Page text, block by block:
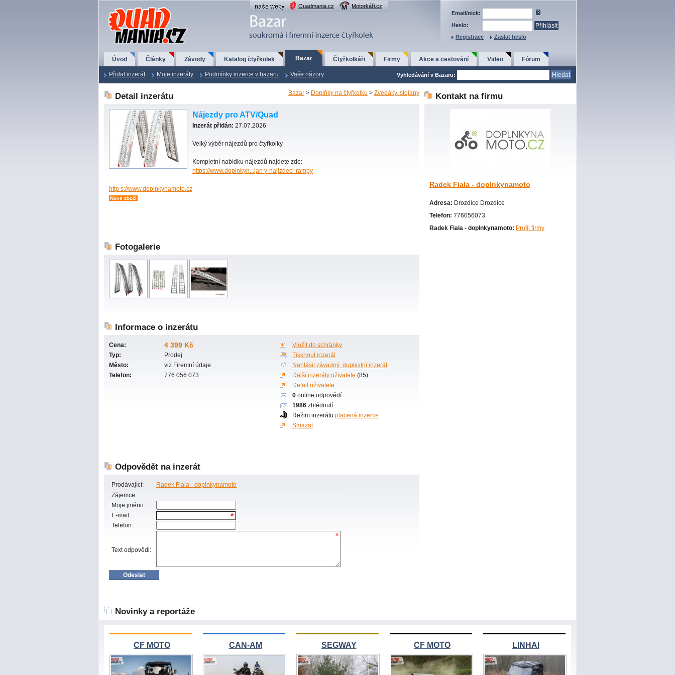
QuadMania.cz Quadmania.cz
Motorkáři.cz
Email/nick:
Heslo:
Registrace
Zaslat heslo
Úvod Články Závody Katalog čtyřkolek Bazar Čtyřkolkáři Firmy Akce a cestování Video Fórum
Přidat inzerát Moje inzeráty Podmínky inzerce v bazaru Vaše názory Vyhledávání v Bazaru:
Detail inzerátu Bazar > Doplňky na čtyřkolku > Zvedáky, stojany
Nájezdy pro ATV/Quad
Inzerát přidán: 27.07.2026
Velký výběr nájezdů pro čtyřkolky
Kompletní nabídku nájezdů najdete zde:
https://www.doplnkyn...jan y-najizdeci-rampy
http s://www.doplnkynamoto.cz
Nové zboží
Fotogalerie
Informace o inzerátu
Cena: 4 399 Kč
Typ:
Prodej
Město:
viz Firemní údaje
Telefon:
776 056 073
Vložit do schránky
Tisknout inzerát
Nahlásit závadný, duplicitní inzerát
Další inzeráty uživatele (85)
Detail uživatele
0 online odpovědí
1986 zhlédnutí
Režim inzerátu placená inzerce
Smazat
Odpovědět na inzerát
Prodávající:
Radek Fiala - doplnkynamoto
Zájemce:
Moje jméno:
E-mail:
Telefon:
Text odpovědi:
Kontakt na firmu
Radek Fiala - doplnkynamoto
Adresa: Drozdice Drozdice
Telefon: 776056073
Radek Fiala - doplnkynamoto: Profil firmy
Novinky a reportáže
CF MOTO CAN-AM SEGWAY CF MOTO LINHAI